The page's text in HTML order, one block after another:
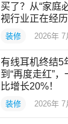
买了？从“家庭
视行业正在经历
装修 2026年 7
有线耳机终结5
到“再度走红”
比增长20%！
装修 2026年 7